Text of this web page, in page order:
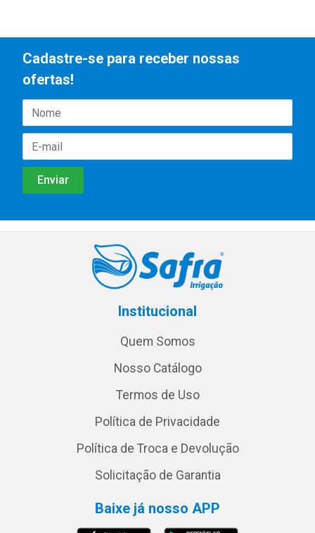
Cadastre-se para receber nossas
ofertas!
Institucional
Quem Somos
Nosso Catálogo
Termos de Uso
Política de Privacidade
Política de Troca e Devolução
Solicitação de Garantia
Baixe já nosso APP